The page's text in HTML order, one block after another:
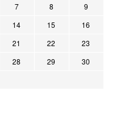
7 8
9
14 15
16
21 22
23
28 29
30